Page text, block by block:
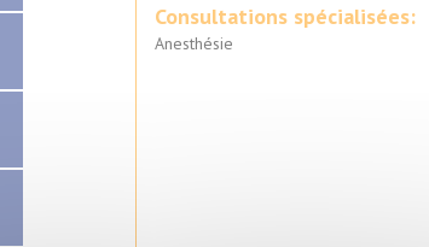
Consultations spécialisées:
Anesthésie